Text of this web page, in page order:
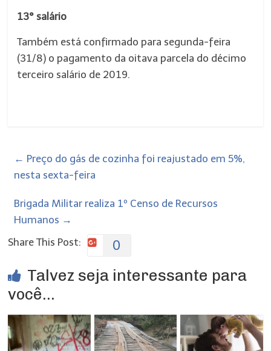
13° salário
Também está confirmado para segunda-feira
(31/8) o pagamento da oitava parcela do décimo
terceiro salário de 2019.
← Preço do gás de cozinha foi reajustado em 5%,
nesta sexta-feira
Brigada Militar realiza 1º Censo de Recursos
Humanos →
Share This Post:
0
Talvez seja interessante para
você...